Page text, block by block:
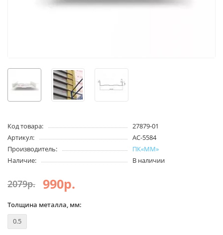
Код товара:
27879-01
Артикул:
АС-5584
Производитель:
ПК«ММ»
Наличие:
В наличии
2079р. 990р.
Толщина металла, мм:
0.5